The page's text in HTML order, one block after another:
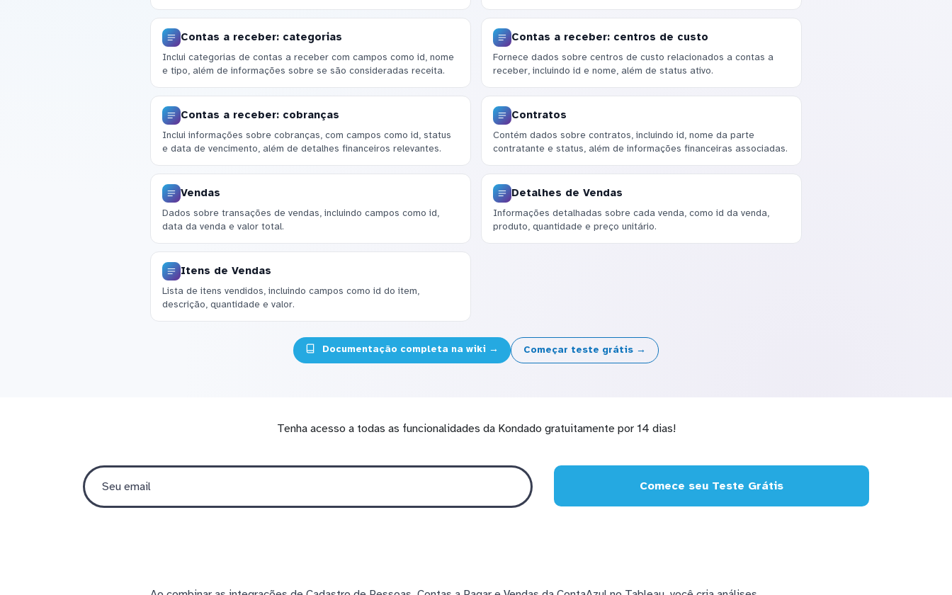
Contas a receber: categorias
Inclui categorias de contas a receber com campos como id, nome
e tipo, além de informações sobre se são consideradas receita.
Contas a receber: centros de custo
Fornece dados sobre centros de custo relacionados a contas a
receber, incluindo id e nome, além de status ativo.
Contas a receber: cobranças
Inclui informações sobre cobranças, com campos como id, status
e data de vencimento, além de detalhes financeiros relevantes.
Contratos
Contém dados sobre contratos, incluindo id, nome da parte
contratante e status, além de informações financeiras associadas.
Vendas
Dados sobre transações de vendas, incluindo campos como id,
data da venda e valor total.
Detalhes de Vendas
Informações detalhadas sobre cada venda, como id da venda,
produto, quantidade e preço unitário.
Itens de Vendas
Lista de itens vendidos, incluindo campos como id do item,
descrição, quantidade e valor.
Documentação completa na wiki → Começar teste grátis →
Tenha acesso a todas as funcionalidades da Kondado gratuitamente por 14 dias!
Comece seu Teste Grátis